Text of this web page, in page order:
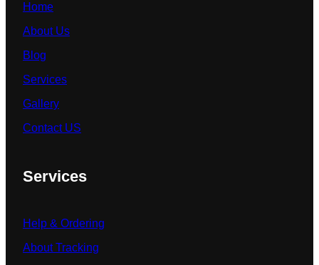
Home
About Us
Blog
Services
Gallery
Contact US
Services
Help & Ordering
About Tracking